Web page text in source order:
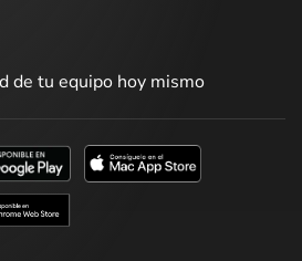
de tu equipo hoy mismo